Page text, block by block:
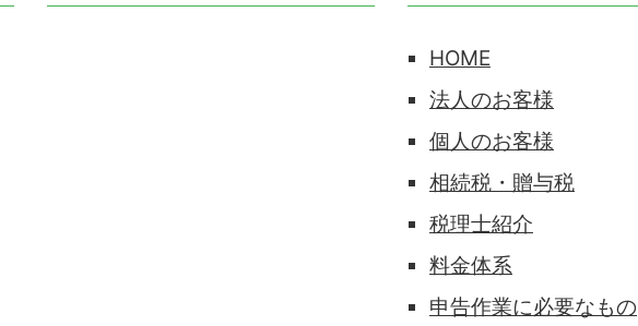
HOME
法人のお客様
個人のお客様
相続税・贈与税
税理士紹介
料金体系
申告作業に必要なもの